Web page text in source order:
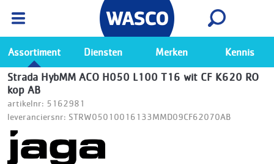
Ga naar de Wasco app
Bekijk
Assortiment Diensten Merken Kennis
Strada HybMM ACO H050 L100 T16 wit CF K620 RO
kop AB
artikelnr: 5162981
leveranciersnr: STRW05010016133MMD09CF62070AB